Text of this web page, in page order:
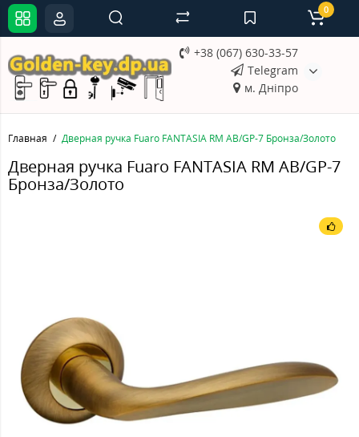
+38 (067) 630-33-57
Telegram
м. Дніпро
0
Главная Дверная ручка Fuaro FANTASIA RM AB/GP-7 Бронза/Золото
Дверная ручка Fuaro FANTASIA RM AB/GP-7
Бронза/Золото